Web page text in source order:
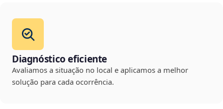
Diagnóstico eficiente
Avaliamos a situação no local e aplicamos a melhor
solução para cada ocorrência.